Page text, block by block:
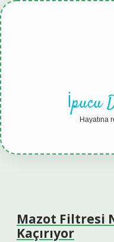
İpucu
Hayatına
Mazot Filtresi
Kaçırıyor